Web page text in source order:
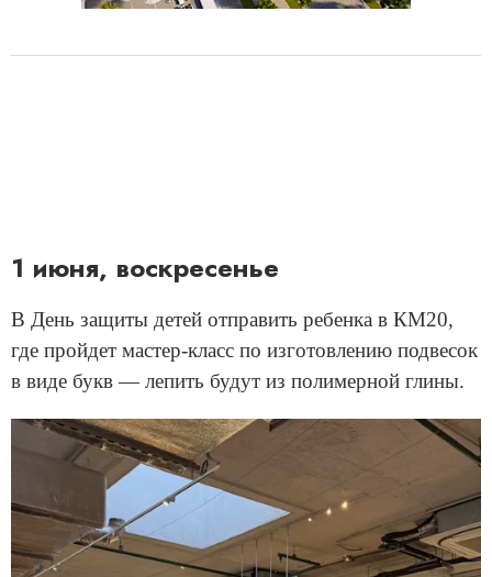
1 июня, воскресенье
В День защиты детей отправить ребенка в КМ20,
где пройдет мастер-класс по изготовлению подвесок
в виде букв — лепить будут из полимерной глины.